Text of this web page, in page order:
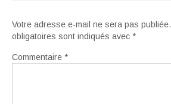
Votre adresse e-mail ne sera pas publiée.
obligatoires sont indiqués avec *
Commentaire *